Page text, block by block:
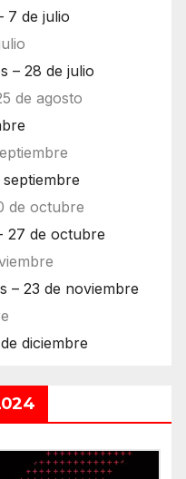
7 de julio
– 28 de julio
de agosto
de octubre
27 de octubre
– 23 de noviembre
diciembre